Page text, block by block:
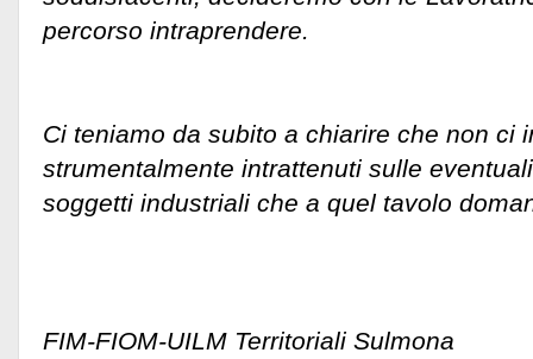
percorso intraprendere.
Ci teniamo da subito a chiarire che non ci
strumentalmente intrattenuti sulle
soggetti industriali che a quel tavolo
FIM-FIOM-UILM Territoriali Sulmona